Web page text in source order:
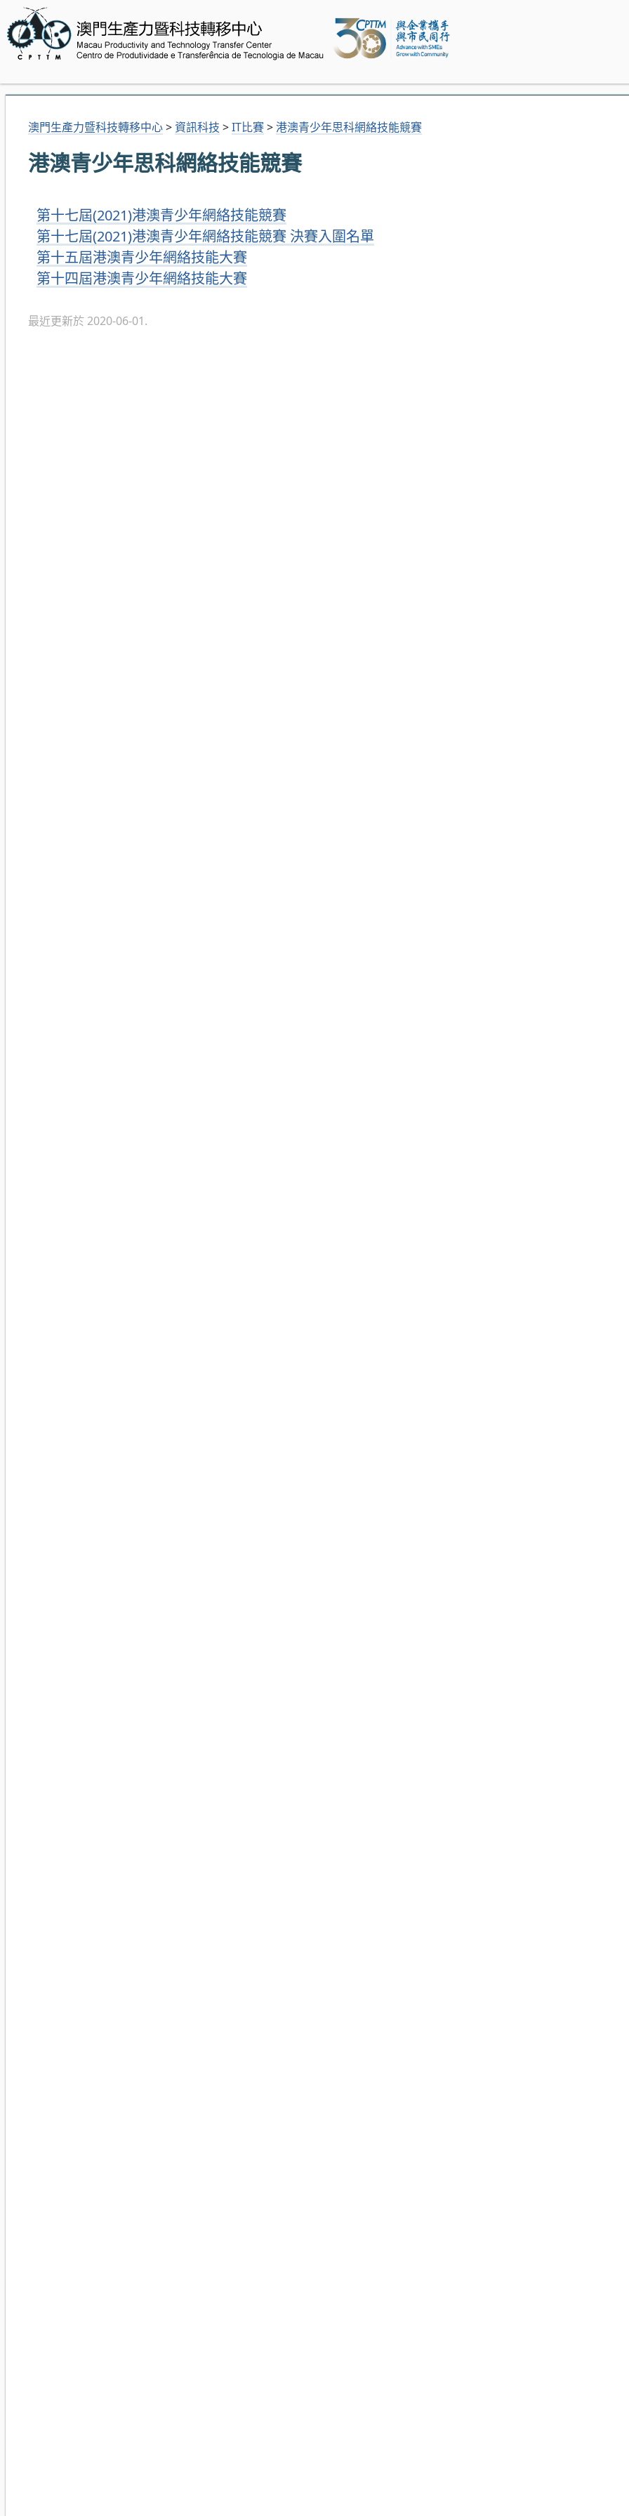
澳門生產力暨科技轉移中心> 資訊科技 >IT比賽>港澳青少年思科網絡技能競賽
港澳青少年思科網絡技能競賽
第十七屆(2021)港澳青少年網絡技能競賽
第十七屆(2021)港澳青少年網絡技能競賽 決賽入圍名單
第十五屆港澳青少年網絡技能大賽
第十四屆港澳青少年網絡技能大賽
最近更新於 2020-06-01.